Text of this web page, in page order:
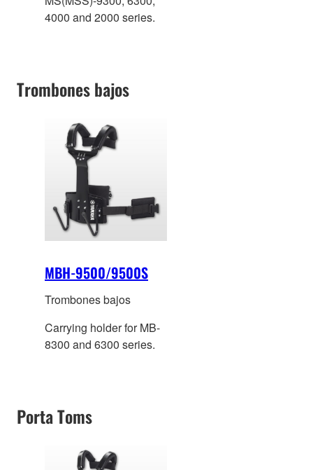
4000 and 2000 series.
Trombones bajos
MBH-9500/9500S
Trombones bajos
Carrying holder for MB-
8300 and 6300 series.
Porta Toms